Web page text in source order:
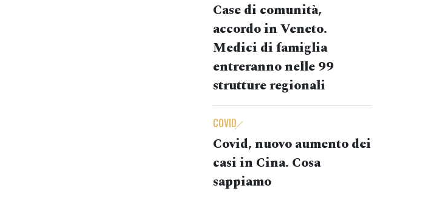
Case di comunità,
accordo in Veneto.
Medici di famiglia
entreranno nelle 99
strutture regionali
COVID
Covid, nuovo aumento dei
casi in Cina. Cosa
sappiamo